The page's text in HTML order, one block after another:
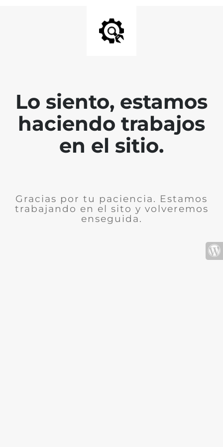
Lo siento, estamos
haciendo trabajos
en el sitio.
Gracias por tu paciencia. Estamos
trabajando en el sito y volveremos
enseguida.